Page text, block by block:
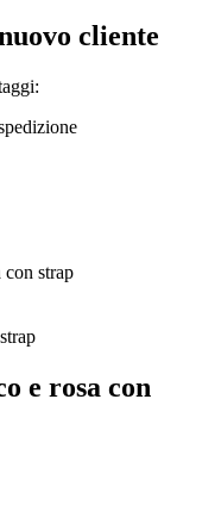
cliente
con strap
e rosa con